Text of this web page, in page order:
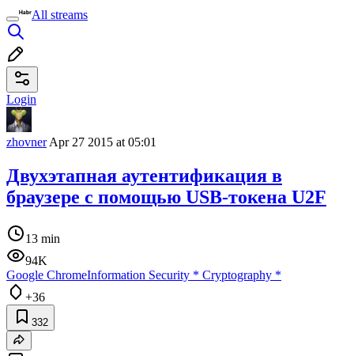
All streams
Login
zhovnerApr 27 2015 at 05:01
Двухэтапная аутентификация в
браузере с помощью USB-токена U2F
13 min
94K
Google ChromeInformation Security * Cryptography *
+36
332